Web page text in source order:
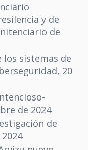
y de
de
los sistemas de
20
de 2024
de